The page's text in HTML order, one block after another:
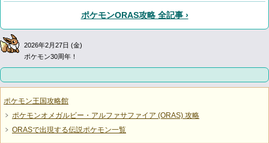
ポケモンORAS攻略 全記事 ›
2026年2月27日 (金)
ポケモン30周年！
ポケモン王国攻略館
ポケモンオメガルビー・アルファサファイア (ORAS) 攻略
ORASで出現する伝説ポケモン一覧